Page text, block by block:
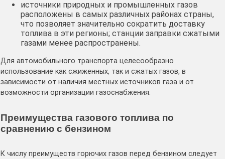
источники природных и промышленных газов
расположены в самых различных районах страны,
что позволяет значительно сократить доставку
топлива в эти регионы; станции заправки сжатыми
газами менее распространены.
Для автомобильного транспорта целесообразно
использование как сжиженных, так и сжатых газов, в
зависимости от наличия местных источников газа и от
возможности организации газоснабжения.
Преимущества газового топлива по
сравнению с бензином
К числу преимуществ горючих газов перед бензином следует